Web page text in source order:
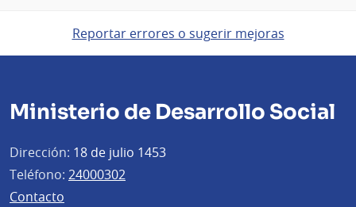
Reportar errores o sugerir mejoras
Ministerio de Desarrollo Social
Dirección: 18 de julio 1453
Teléfono: 24000302
Contacto